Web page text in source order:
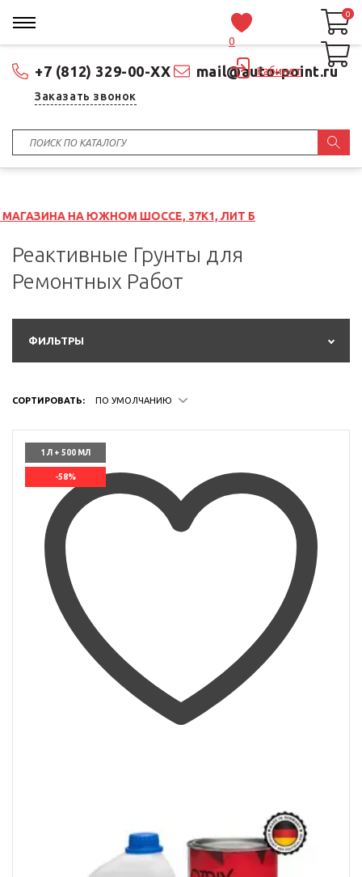
+7 (812) 329-00-XX mail@auto-point.ru
Заказать звонок
0
Кабинет
0
0
ШОССЕ, 37К1, ЛИТ Б
Реактивные Грунты для
Ремонтных Работ
ФИЛЬТРЫ
СОРТИРОВАТЬ: ПО УМОЛЧАНИЮ
1 Л + 500 МЛ
-58%